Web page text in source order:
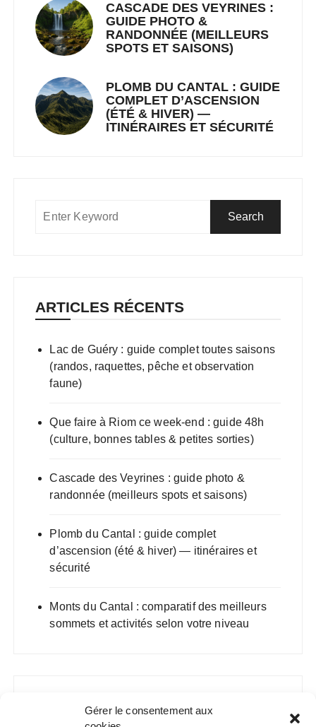
Gérer le consentement aux
CASCADE DES VEYRINES :
GUIDE PHOTO &
RANDONNÉE (MEILLEURS
SPOTS ET SAISONS)
PLOMB DU CANTAL : GUIDE
COMPLET D’ASCENSION
(ÉTÉ & HIVER) —
ITINÉRAIRES ET SÉCURITÉ
ARTICLES RÉCENTS
Lac de Guéry : guide complet toutes saisons
(randos, raquettes, pêche et observation
faune)
Que faire à Riom ce week-end : guide 48h
(culture, bonnes tables & petites sorties)
Cascade des Veyrines : guide photo &
randonnée (meilleurs spots et saisons)
Plomb du Cantal : guide complet
d’ascension (été & hiver) — itinéraires et
sécurité
Monts du Cantal : comparatif des meilleurs
sommets et activités selon votre niveau